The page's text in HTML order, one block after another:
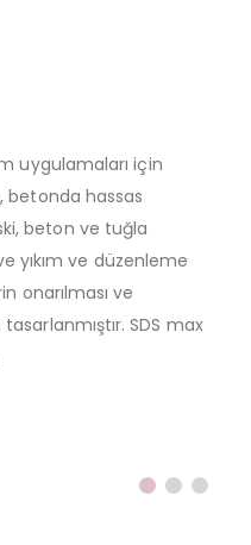
uygulamaları için
betonda hassas
beton ve tuğla
yıkım ve düzenleme
onarılması ve
SDS max